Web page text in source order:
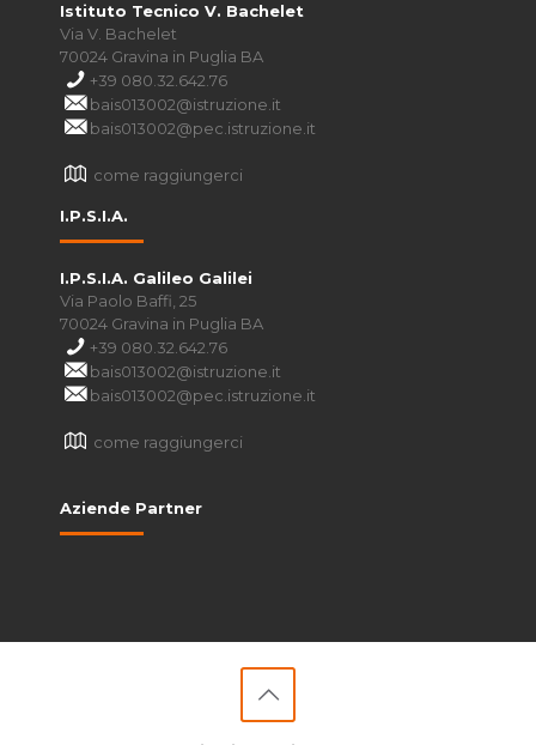
Istituto Tecnico V. Bachelet
Via V. Bachelet
70024 Gravina in Puglia BA
+39 080.32.642.76
bais013002@istruzione.it
bais013002@pec.istruzione.it
come raggiungerci
I.P.S.I.A.
I.P.S.I.A. Galileo Galilei
Via Paolo Baffi, 25
70024 Gravina in Puglia BA
+39 080.32.642.76
bais013002@istruzione.it
bais013002@pec.istruzione.it
come raggiungerci
Aziende Partner